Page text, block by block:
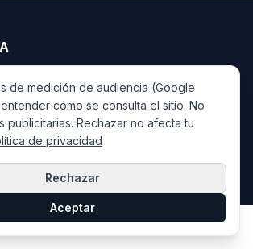
para LatAm y España.
IA Casos de ÉxitoKreante
— Media partenaire de
de medición de audiencia (Google
cómo se consulta el sitio. No
publicitarias. Rechazar no afecta tu
de privacidad
Rechazar
Aceptar